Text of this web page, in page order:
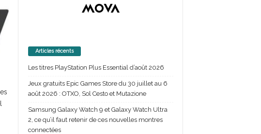
Articles récents
Les titres PlayStation Plus Essential d’août 2026
Jeux gratuits Epic Games Store du 30 juillet au 6
août 2026 : OTXO, Sol Cesto et Mutazione
Samsung Galaxy Watch 9 et Galaxy Watch Ultra
2, ce qu’il faut retenir de ces nouvelles montres
connectées